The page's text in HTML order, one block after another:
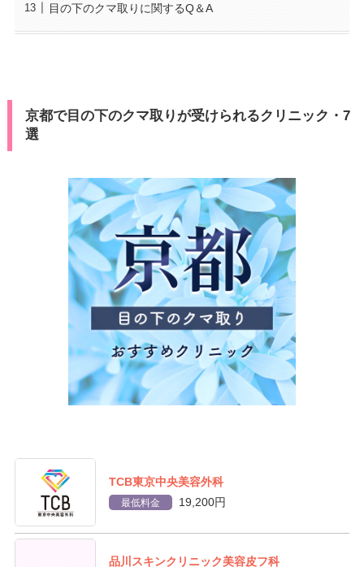
目の下のクマ取りに関するQ＆A
京都で目の下のクマ取りが受けられるクリニック・7
選
TCB東京中央美容外科
最低料金 19,200円
品川スキンクリニック美容皮フ科